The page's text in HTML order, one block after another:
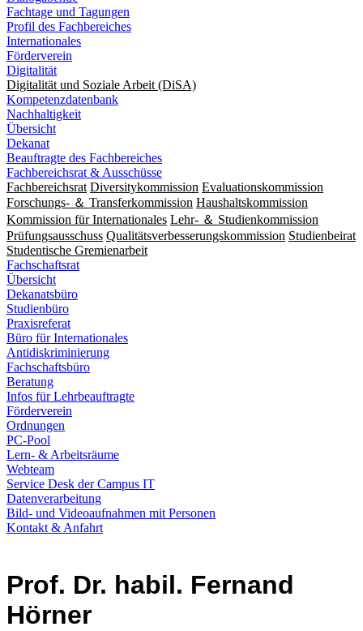
Fachtage und Tagungen
Profil des Fachbereiches
Internationales
Förderverein
Digitalität
Digitalität und Soziale Arbeit (DiSA)
Kompetenzdatenbank
Nachhaltigkeit
Übersicht
Dekanat
Beauftragte des Fachbereiches
Fachbereichsrat & Ausschüsse
Fachbereichsrat Diversitykommission Evaluationskommission
Forschungs- ＆ Transferkommission Haushaltskommission
Kommission für Internationales Lehr- ＆ Studienkommission
Prüfungsausschuss Qualitätsverbesserungskommission Studienbeirat
Studentische Gremienarbeit
Fachschaftsrat
Übersicht
Dekanatsbüro
Studienbüro
Praxisreferat
Büro für Internationales
Antidiskriminierung
Fachschaftsbüro
Beratung
Infos für Lehrbeauftragte
Förderverein
Ordnungen
PC-Pool
Lern- & Arbeitsräume
Webteam
Service Desk der Campus IT
Datenverarbeitung
Bild- und Videoaufnahmen mit Personen
Kontakt & Anfahrt
Prof. Dr. habil. Fernand
Hörner